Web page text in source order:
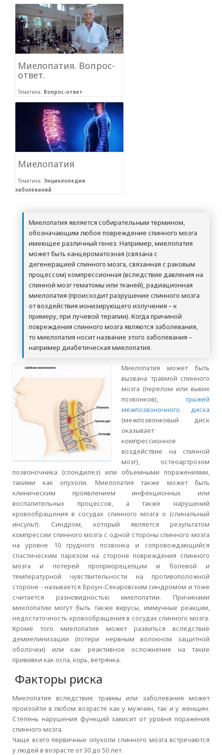
Миелопатия. Вопрос-
ответ.
Тематика: Вопрос-ответ
Миелопатия
Тематика: Энциклопедия
заболеваний
Миелопатия является собирательным термином,
обозначающим любое повреждение спинного мозга
имеющее различный генез. Например, миелопатия
может быть канцероматозная (связана с
дегенерацией спинного мозга, связанная с раковым
процессом) компрессионная (вследствие давления на
спинной мозг гематомы или тканей), радиационная
миелопатия (происходит разрушение спинного мозга
от воздействия ионизирующего излучения – к
примеру, при лучевой терапии). Когда причиной
повреждения спинного мозга являются заболевания,
то миелопатия носит название этого заболевания –
например диабетическая миелопатия.
Миелопатия может быть
вызвана травмой спинного
мозга (перелом или вывих
позвонков), грыжей
межпозвоночного диска
(межпозвонковый диск
оказывает
компрессионное
воздействие на спинной
мозг), остеоартрозом
позвоночника (спондилез) или объемными поражениями,
такими как опухоли. Миелопатия также может быть
клиническим проявлением инфекционных или
воспалительных процессов, а также нарушений
кровообращения в сосудах спинного мозга о (спинальный
инсульт). Синдром, который является результатом
компрессии спинного мозга с одной стороны спинного мозга
на уровне 10 грудного позвонка и сопровождающийся
спастическим парезом на стороне повреждения спинного
мозга и потерей проприорецепции и болевой и
температурной чувствительности на противоположной
стороне - называется Броун-Секаровским синдромом и тоже
считается разновидностью миелопатии. Причинами
миелопатии могут быть также вирусы, иммунные реакции,
недостаточность кровообращения в сосудах спинного мозга.
Кроме того миелопатия может развиться вследствие
демиелинизации (потери нервным волокном защитной
оболочки) или как реактивное осложнение на такие
прививки как оспа, корь, ветрянка.
Факторы риска
Миелопатия вследствие травмы или заболевания может
произойти в любом возрасте как у мужчин, так и у женщин.
Степень нарушения функций зависит от уровня поражения
спинного мозга.
Чаще всего первичные опухоли спинного мозга встречаются
у людей в возрасте от 30 до 50 лет.